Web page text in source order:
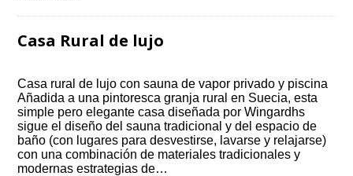
Casa Rural de lujo
Casa rural de lujo con sauna de vapor privado y piscina
Añadida a una pintoresca granja rural en Suecia, esta
simple pero elegante casa diseñada por Wingardhs
sigue el diseño del sauna tradicional y del espacio de
baño (con lugares para desvestirse, lavarse y relajarse)
con una combinación de materiales tradicionales y
modernas estrategias de…